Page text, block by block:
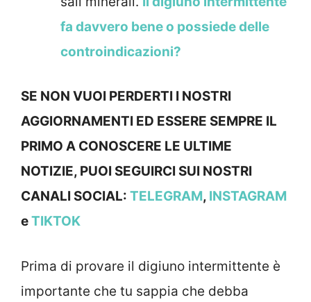
fa davvero bene o possiede delle
controindicazioni?
SE NON VUOI PERDERTI I NOSTRI
AGGIORNAMENTI ED ESSERE SEMPRE IL
PRIMO A CONOSCERE LE ULTIME
NOTIZIE, PUOI SEGUIRCI SUI NOSTRI
CANALI SOCIAL: TELEGRAM, INSTAGRAM
eTIKTOK
Prima di provare il digiuno intermittente è
importante che tu sappia che debba